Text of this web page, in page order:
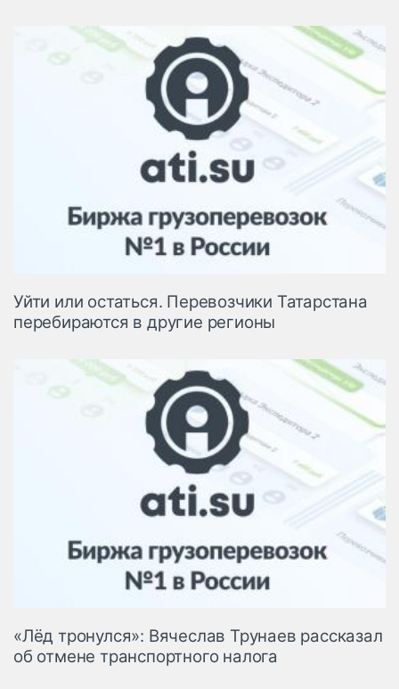
Уйти или остаться. Перевозчики Татарстана
перебираются в другие регионы
«Лёд тронулся»: Вячеслав Трунаев рассказал
об отмене транспортного налога